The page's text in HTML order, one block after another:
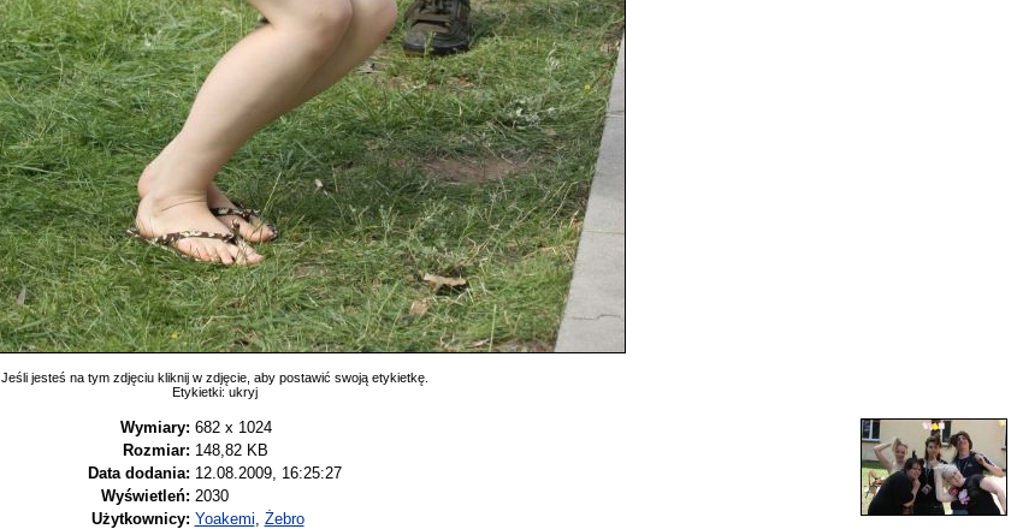
Jeśli jesteś na tym zdjęciu kliknij w zdjęcie, aby postawić swoją etykietkę.
Etykietki: ukryj
Wymiary: 682 x 1024
Rozmiar: 148,82 KB
Data dodania: 12.08.2009, 16:25:27
Wyświetleń: 2030
Użytkownicy: Yoakemi Żebro